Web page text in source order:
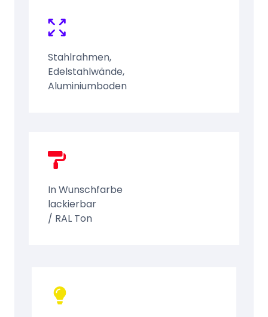
Stahlrahmen,
Edelstahlwände,
Aluminiumboden
In Wunschfarbe
lackierbar
/ RAL Ton